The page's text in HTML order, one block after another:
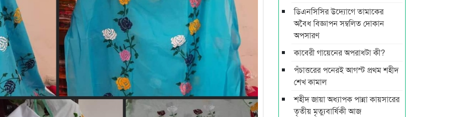
ডিএনসিসির উদ্যোগে তামাকের
অবৈধ বিজ্ঞাপন সম্বলিত দোকান
অপসারণ
কাবেরী গায়েনের অপরাধটা কী?
পঁচাত্তরের পনেরই আগস্ট প্রথম শহীদ
শেখ কামাল
শহীদ জায়া অধ্যাপক পান্না কায়সারের
তৃতীয় মৃত্যুবার্ষিকী আজ